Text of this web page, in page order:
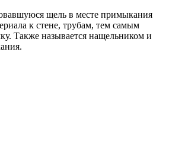
щель в месте примыкания
к стене, трубам, тем самым
Также называется нащельником и